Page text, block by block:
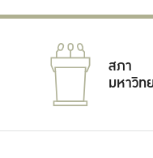
สภา
มหาวิท